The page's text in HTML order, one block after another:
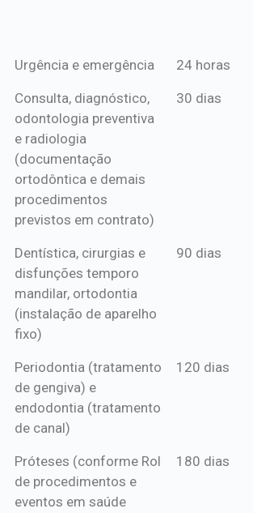
*Procedimentos Amil
*Pagamento
mensal*
Urgência e emergência 24 horas
Consulta, diagnóstico,
odontologia preventiva
e radiologia
(documentação
ortodôntica e demais
procedimentos
previstos em contrato)
30 dias
Dentística, cirurgias e
disfunções temporo
mandilar, ortodontia
(instalação de aparelho
fixo)
90 dias
Periodontia (tratamento
de gengiva) e
endodontia (tratamento
de canal)
120 dias
Próteses (conforme Rol
de procedimentos e
eventos em saúde
180 dias